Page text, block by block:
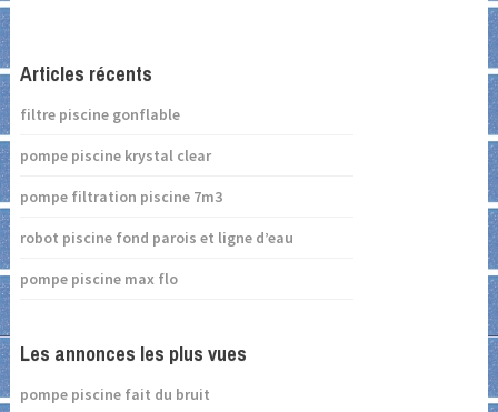
Articles récents
filtre piscine gonflable
pompe piscine krystal clear
pompe filtration piscine 7m3
robot piscine fond parois et ligne d’eau
pompe piscine max flo
Les annonces les plus vues
pompe piscine fait du bruit